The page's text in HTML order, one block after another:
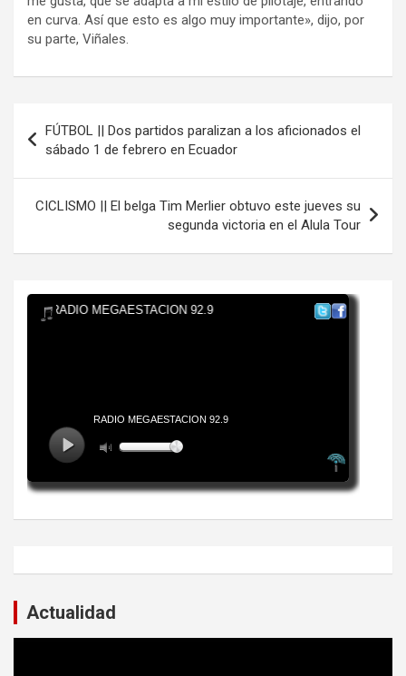
en curva. Así que esto es algo muy importante», dijo, por
su parte, Viñales.
Navegación
de
entradas
FÚTBOL || Dos partidos paralizan a los aficionados el
sábado 1 de febrero en Ecuador
CICLISMO || El belga Tim Merlier obtuvo este jueves su
segunda victoria en el Alula Tour
Actualidad